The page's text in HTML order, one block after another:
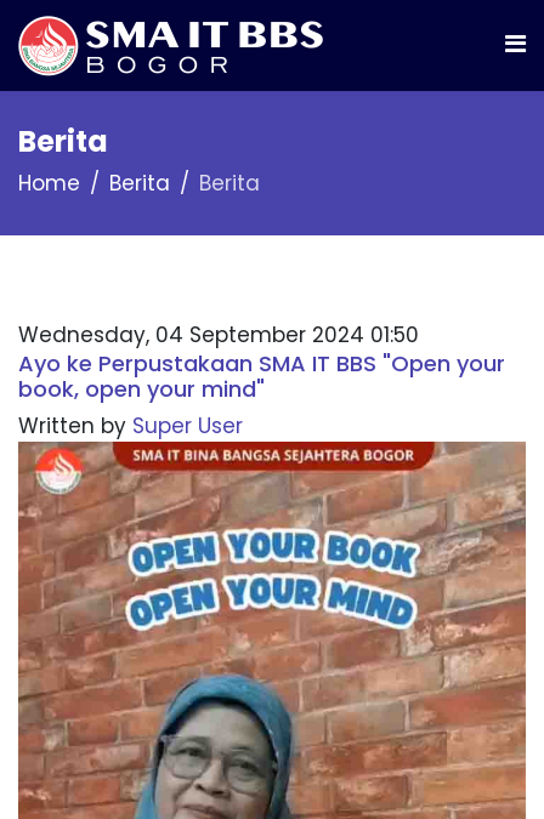
Berita
Home Berita Berita
Wednesday, 04 September 2024 01:50
Ayo ke Perpustakaan SMA IT BBS "Open your
book, open your mind"
Written by Super User